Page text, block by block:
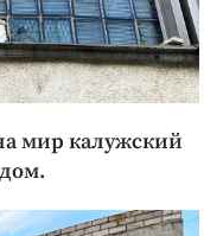
мир калужский